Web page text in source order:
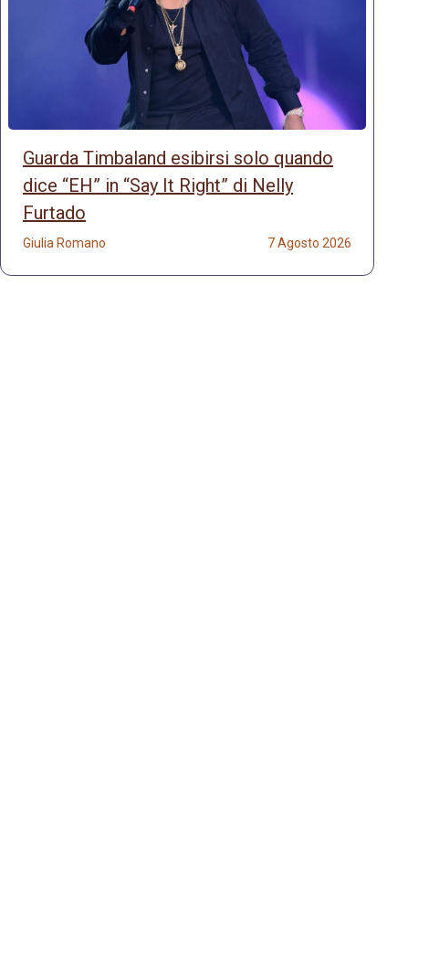
Guarda Timbaland esibirsi solo quando
dice “EH” in “Say It Right” di Nelly
Furtado
Giulia Romano 7 Agosto 2026